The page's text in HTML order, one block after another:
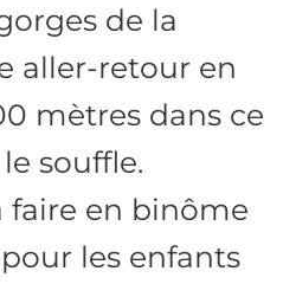
de la
aller-retour en
mètres dans ce
souffle.
faire en binôme
les enfants